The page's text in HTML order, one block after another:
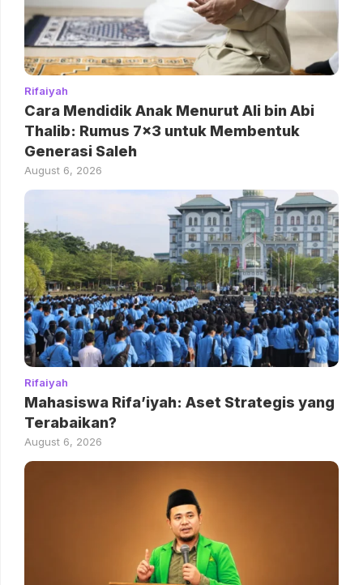
Rifaiyah
Cara Mendidik Anak Menurut Ali bin Abi
Thalib: Rumus 7×3 untuk Membentuk
Generasi Saleh
August 6, 2026
Rifaiyah
Mahasiswa Rifa’iyah: Aset Strategis yang
Terabaikan?
August 6, 2026